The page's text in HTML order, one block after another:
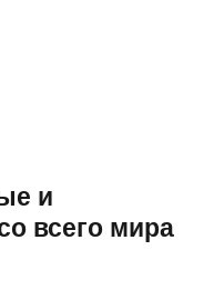
и
всего мира